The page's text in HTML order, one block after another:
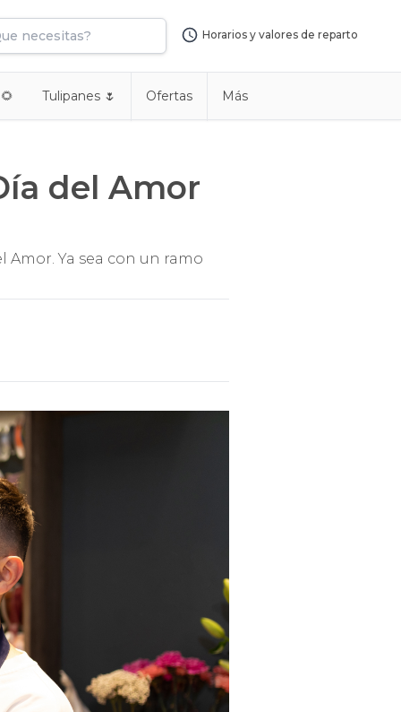
Horarios y valores de reparto
Tulipanes 🌷 Ofertas Más
del Amor
Ya sea con un ramo